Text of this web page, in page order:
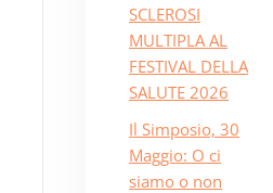
SCLEROSI
MULTIPLA AL
FESTIVAL DELLA
SALUTE 2026
Il Simposio, 30
Maggio: O ci
siamo o non